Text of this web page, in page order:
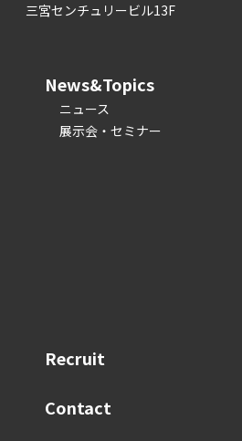
三宮センチュリービル13F
News&Topics
ニュース
展示会・セミナー
Recruit
Contact